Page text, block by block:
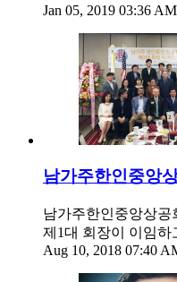
Jan 05, 2019 03:36
남가주한인중앙
남가주한인중앙상공
제1대 회장이 이임
Aug 10, 2018 07:40